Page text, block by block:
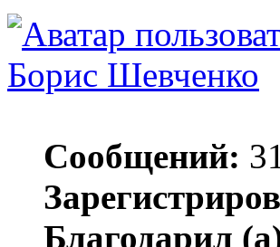
Борис Шевченко
Сообщений:
Благодарил